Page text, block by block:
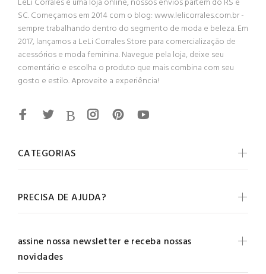
assine nossa newsletter e receba nossas
novidades
SC. Começamos em 2014 com o blog: www.lelicorrales.com.br -
sempre trabalhando dentro do segmento de moda e beleza. Em
2017, lançamos a LeLi Corrales Store para comercialização de
acessórios e moda feminina. Navegue pela loja, deixe seu
comentário e escolha o produto que mais combina com seu
gosto e estilo. Aproveite a experiência!
CATEGORIAS
PRECISA DE AJUDA?